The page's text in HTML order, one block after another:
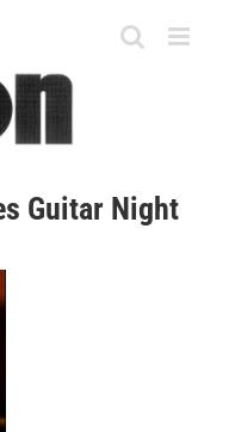
Guitar Night